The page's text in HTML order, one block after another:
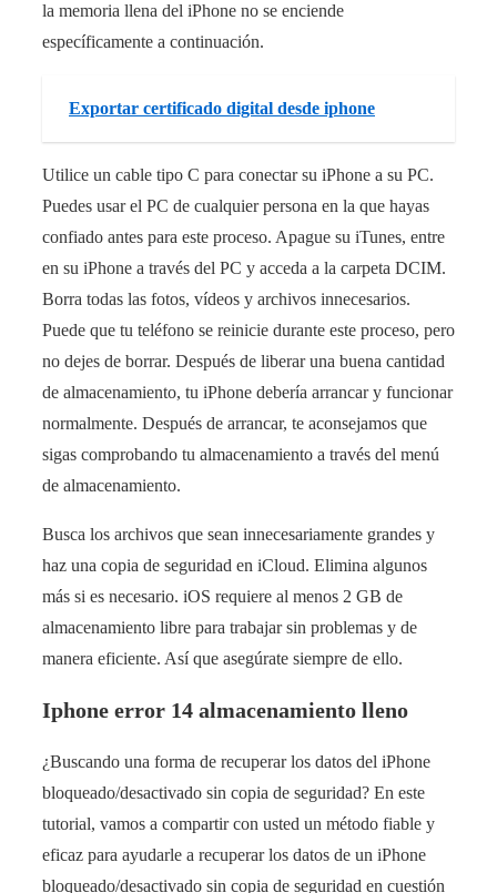
la memoria llena del iPhone no se enciende
específicamente a continuación.
Exportar certificado digital desde iphone
Utilice un cable tipo C para conectar su iPhone a su PC.
Puedes usar el PC de cualquier persona en la que hayas
confiado antes para este proceso. Apague su iTunes, entre
en su iPhone a través del PC y acceda a la carpeta DCIM.
Borra todas las fotos, vídeos y archivos innecesarios.
Puede que tu teléfono se reinicie durante este proceso, pero
no dejes de borrar. Después de liberar una buena cantidad
de almacenamiento, tu iPhone debería arrancar y funcionar
normalmente. Después de arrancar, te aconsejamos que
sigas comprobando tu almacenamiento a través del menú
de almacenamiento.
Busca los archivos que sean innecesariamente grandes y
haz una copia de seguridad en iCloud. Elimina algunos
más si es necesario. iOS requiere al menos 2 GB de
almacenamiento libre para trabajar sin problemas y de
manera eficiente. Así que asegúrate siempre de ello.
Iphone error 14 almacenamiento lleno
¿Buscando una forma de recuperar los datos del iPhone
bloqueado/desactivado sin copia de seguridad? En este
tutorial, vamos a compartir con usted un método fiable y
eficaz para ayudarle a recuperar los datos de un iPhone
bloqueado/desactivado sin copia de seguridad en cuestión